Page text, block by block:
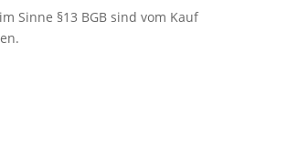
Sinne §13 BGB sind vom Kauf